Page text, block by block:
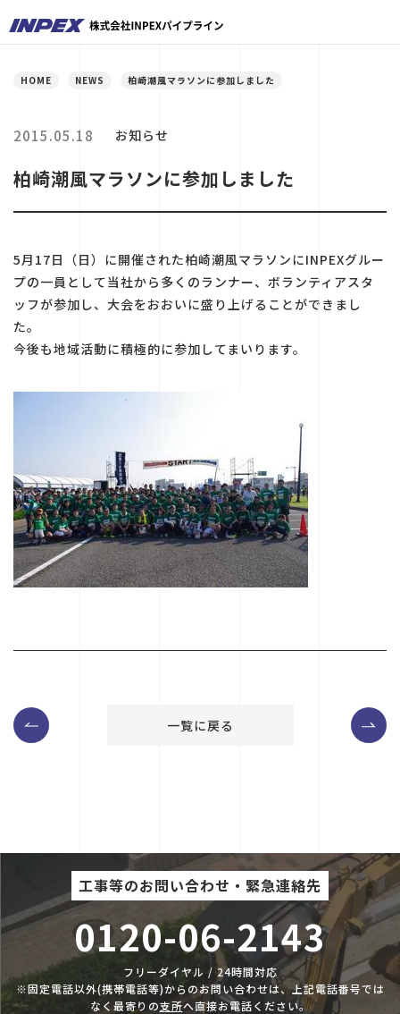
HOME NEWS 柏崎潮風マラソンに参加しました
2015.05.18 お知らせ
柏崎潮風マラソンに参加しました
5月17日（日）に開催された柏崎潮風マラソンにINPEXグルー
プの一員として当社から多くのランナー、ボランティアスタ
ッフが参加し、大会をおおいに盛り上げることができまし
た。
今後も地域活動に積極的に参加してまいります。
一覧に戻る
工事等のお問い合わせ・緊急連絡先
0120-06-2143
フリーダイヤル / 24時間対応
※固定電話以外(携帯電話等)からのお問い合わせは、上記電話番号では
なく最寄りの支所へ直接お電話ください。